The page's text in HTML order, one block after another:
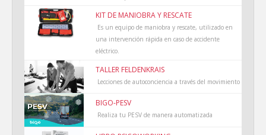
KIT DE MANIOBRA Y RESCATE
Es un equipo de maniobra y rescate, utilizado en
una intervención rápida en caso de accidente
eléctrico.
TALLER FELDENKRAIS
Lecciones de autoconciencia a través del movimiento
BIGO-PESV
Realiza tu PESV de manera automatizada